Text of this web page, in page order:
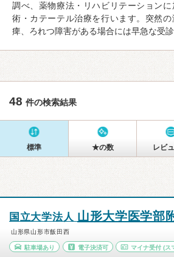
調べ、薬物療法・リハビリテーション
術・カテーテル治療を行います。突然
痺、ろれつ障害がある場合には早急な受診
48 件の検索結果
標準 ★の数 レビ
国立大学法人 山形大学医学部
山形県山形市飯田西
駐車場あり 電子決済可 マイナ受付 (ス